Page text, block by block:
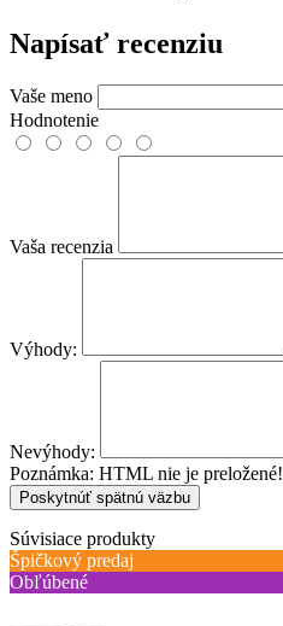
Napísať recenziu
Vaše meno
Hodnotenie
Vaša recenzia
Výhody:
Nevýhody:
Poznámka: HTML nie je preložené!
Poskytnúť spätnú väzbu
Súvisiace produkty
Špičkový predaj
Obľúbené